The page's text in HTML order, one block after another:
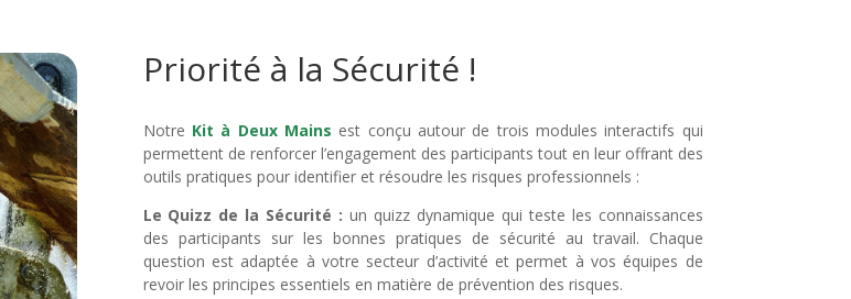
Priorité à la Sécurité !
Notre Kit à Deux Mains est conçu autour de trois modules interactifs qui
permettent de renforcer l’engagement des participants tout en leur offrant des
outils pratiques pour identifier et résoudre les risques professionnels :
Le Quizz de la Sécurité :un quizz dynamique qui teste les connaissances
des participants sur les bonnes pratiques de sécurité au travail. Chaque
question est adaptée à votre secteur d’activité et permet à vos équipes de
revoir les principes essentiels en matière de prévention des risques.